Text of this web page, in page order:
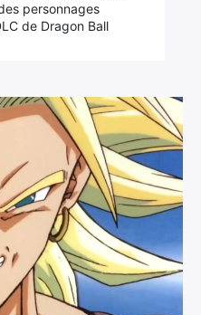
personnages
de Dragon Ball